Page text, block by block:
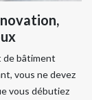
de bâtiment
vous ne devez
vous débutiez